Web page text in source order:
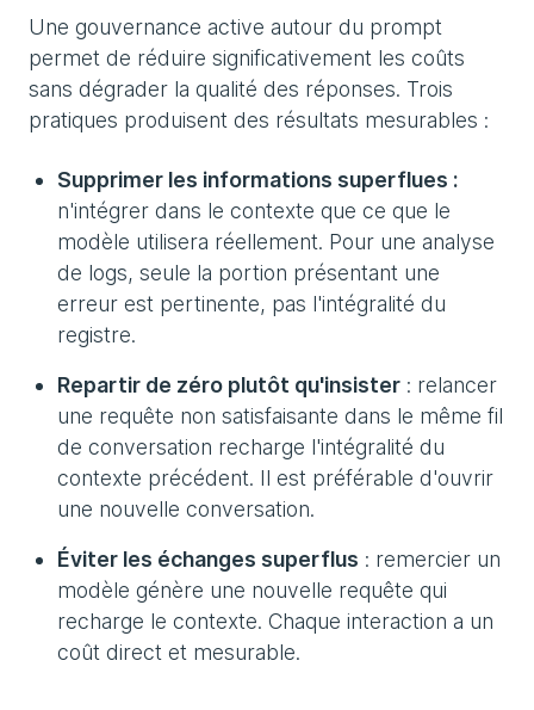
Une gouvernance active autour du prompt
permet de réduire significativement les coûts
sans dégrader la qualité des réponses. Trois
pratiques produisent des résultats mesurables :
Supprimer les informations superflues :
n'intégrer dans le contexte que ce que le
modèle utilisera réellement. Pour une analyse
de logs, seule la portion présentant une
erreur est pertinente, pas l'intégralité du
registre.
Repartir de zéro plutôt qu'insister : relancer
une requête non satisfaisante dans le même fil
de conversation recharge l'intégralité du
contexte précédent. Il est préférable d'ouvrir
une nouvelle conversation.
Éviter les échanges superflus : remercier un
modèle génère une nouvelle requête qui
recharge le contexte. Chaque interaction a un
coût direct et mesurable.